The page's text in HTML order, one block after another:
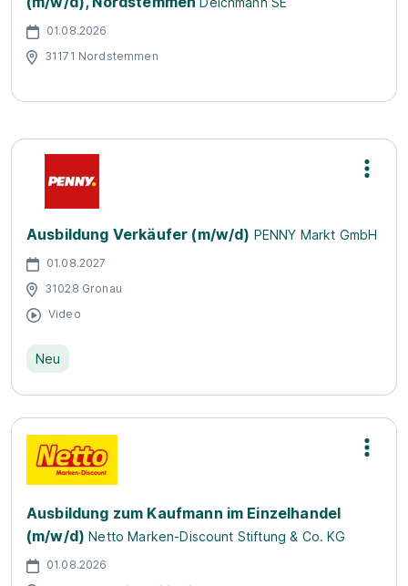
01.08.2026
31171 Nordstemmen
Ausbildung Verkäufer (m/w/d) PENNY Markt GmbH
01.08.2027
31028 Gronau
Video
Neu
Ausbildung zum Kaufmann im Einzelhandel
(m/w/d) Netto Marken-Discount Stiftung & Co. KG
01.08.2026